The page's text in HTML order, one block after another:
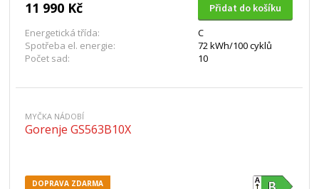
11 990 Kč
Přidat do košíku
Energetická třída:
C
Spotřeba el. energie:
72 kWh/100 cyklů
Počet sad:
10
MYČKA NÁDOBÍ
Gorenje GS563B10X
DOPRAVA ZDARMA